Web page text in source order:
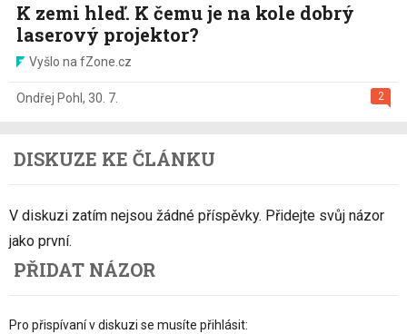
K zemi hleď. K čemu je na kole dobrý
laserový projektor?
Vyšlo na fZone.cz
2
Ondřej Pohl , 30. 7.
DISKUZE KE ČLÁNKU
V diskuzi zatím nejsou žádné příspěvky. Přidejte svůj názor
jako první.
PŘIDAT NÁZOR
Pro přispívaní v diskuzi se musíte přihlásit: